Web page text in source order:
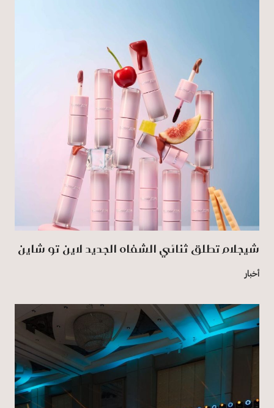
شيجلام تطلق ثنائي الشفاه الجديد لاين تو شاين
أخبار